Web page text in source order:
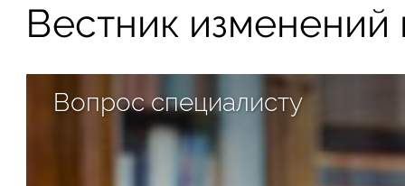
Вестник изменений
Вопрос специалисту